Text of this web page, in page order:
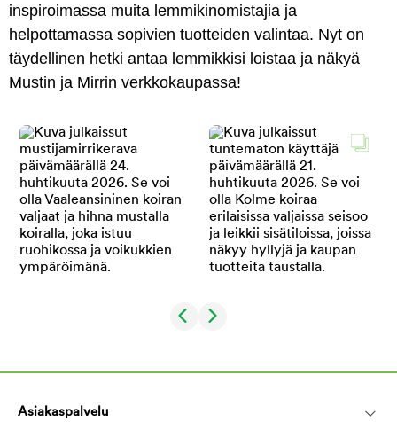
inspiroimassa muita lemmikinomistajia ja
helpottamassa sopivien tuotteiden valintaa. Nyt on
täydellinen hetki antaa lemmikkisi loistaa ja näkyä
Mustin ja Mirrin verkkokaupassa!
Asiakaspalvelu